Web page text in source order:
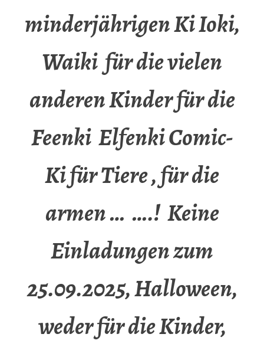
minderjährigen Ki Ioki,
Waiki für die vielen
anderen Kinder für die
Feenki Elfenki Comic-
Ki für Tiere , für die
armen … ….! Keine
Einladungen zum
25.09.2025, Halloween,
weder für die Kinder,